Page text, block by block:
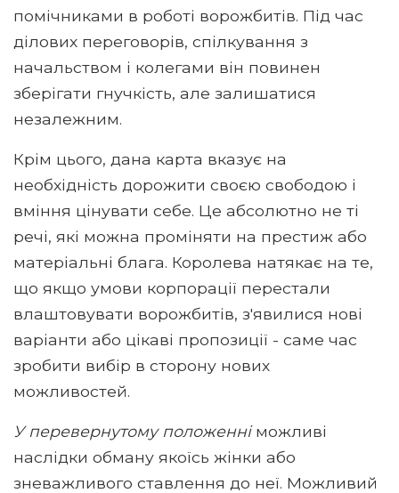
помічниками в роботі ворожбитів. Під час
ділових переговорів, спілкування з
начальством і колегами він повинен
зберігати гнучкість, але залишатися
незалежним.
Крім цього, дана карта вказує на
необхідність дорожити своєю свободою і
вміння цінувати себе. Це абсолютно не ті
речі, які можна проміняти на престиж або
матеріальні блага. Королева натякає на те,
що якщо умови корпорації перестали
влаштовувати ворожбитів, з'явилися нові
варіанти або цікаві пропозиції - саме час
зробити вибір в сторону нових
можливостей.
У перевернутому положенніможливі
наслідки обману якоїсь жінки або
зневажливого ставлення до неї. Можливий